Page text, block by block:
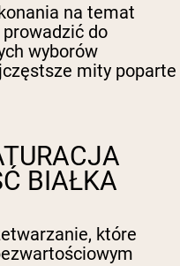
na temat
do
wyborów
mity poparte
BIAŁKA
które